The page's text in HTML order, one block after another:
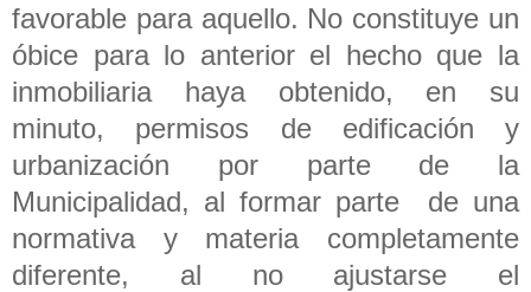
favorable para aquello. No constituye un
óbice para lo anterior el hecho que la
inmobiliaria haya obtenido, en su
minuto, permisos de edificación y
urbanización por parte de la
Municipalidad, al formar parte de una
normativa y materia completamente
diferente, al no ajustarse el